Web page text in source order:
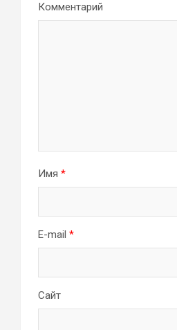
Комментарий
Имя *
E-mail *
Сайт